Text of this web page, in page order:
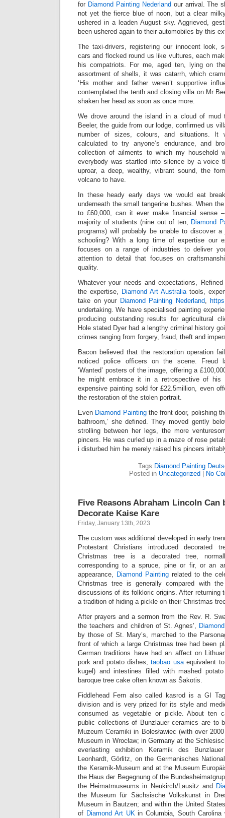
for Diamond Painting Nederland our arrival. The
not yet the fierce blue of noon, but a clear
ushered in a leaden August sky. Aggrieved,
been ushered again to their automobiles by this
The taxi-drivers, registering our innocent look,
cars and flocked round us like vultures, each
his compatriots. For me, aged ten, lying on
assortment of shells, it was catarrh, which
‘His mother and father weren’t supportive
contemplated the tenth and closing villa on Mr
shaken her head as soon as once more.
We drove around the island in a cloud of mud
Beeler, the guide from our lodge, confirmed us
number of sizes, colours, and situations. It
calculated to try anyone’s endurance, and
collection of ailments to which my household
everybody was startled into silence by a voice
uproar, a deep, wealthy, vibrant sound, the
volcano to have.
In these heady early days we would eat
underneath the small tangerine bushes. When
to £60,000, can it ever make financial sense
majority of students (nine out of ten, Diamond
programs) will probably be unable to discover
schooling? With a long time of expertise our
focuses on a range of industries to deliver
attention to detail that focuses on
quality.
Whatever your needs and expectations,
the expertise, Diamond Art Australiatools,
take on your Diamond Painting Nederland,
undertaking. We have specialised painting
producing outstanding results for agricultural
Hole stated Dyer had a lengthy criminal history
crimes ranging from forgery, fraud, theft and
Bacon believed that the restoration operation
noticed police officers on the scene. Freud
‘Wanted’ posters of the image, offering a
he might embrace it in a retrospective of his
expensive painting sold for £22.5million, even
the restoration of the stolen portrait.
Even Diamond Paintingthe front door, polishing
bathroom,’ she defined. They moved gently
strolling between her legs, the more
pincers. He was curled up in a maze of rose
i disturbed him he merely raised his pincers
Tags: Diamond Painting
Posted in Uncategorized No
Five Reasons Abraham Lincoln Can
Decorate Kaise Kare
Friday, January 13th, 2023
The custom was additional developed in early
Protestant Christians introduced decorated
Christmas tree is a decorated tree,
corresponding to a spruce, pine or fir, or an
appearance, Diamond Painting related to the
Christmas tree is generally compared with the
discussions of its folkloric origins. After returning
a tradition of hiding a pickle on their Christmas
After prayers and a sermon from the Rev. R.
the teachers and children of St. Agnes’,
by those of St. Mary’s, marched to the
front of which a large Christmas tree had been
German traditions have had an affect on
pork and potato dishes,taobao usaequivalent to
kugel) and intestines filled with mashed
baroque tree cake often known as Šakotis.
Fiddlehead Fern also called kasrod is a GI
division and is very prized for its style and
consumed as vegetable or pickle. About ten
public collections of Bunzlauer ceramics are to
Muzeum Ceramiki in Bolesławiec (with over
Museum in Wrocław; in Germany at the
everlasting exhibition Keramik des
Leonhardt, Görlitz, on the Germanisches
the Keramik-Museum and at the Museum
the Haus der Begegnung of the
the Heimatmuseums in Neukirch/Lausitz and
the Museum für Sächsische Volkskunst in
Museum in Bautzen; and within the United
of Diamond Art UKin Columbia, South Carolina